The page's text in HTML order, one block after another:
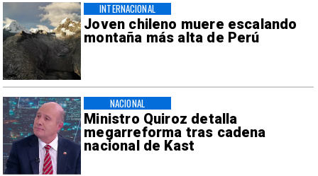
Joven chileno muere escalando
montaña más alta de Perú
INTERNACIONAL
Ministro Quiroz detalla
megarreforma tras cadena
nacional de Kast
NACIONAL